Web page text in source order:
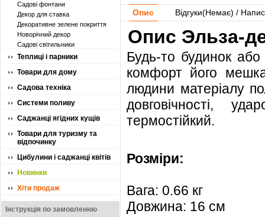
Садові фонтани
Декор для ставка
Декоративне зелене покриття
Новорічний декор
Садові світильники
Теплиці і парники
Товари для дому
Садова техніка
Системи поливу
Саджанці ягідних кущів
Товари для туризму та
відпочинку
Цибулини і саджанці квітів
Новинки
Хіти продаж
Інструкція по замовленню
Опис Відгуки(Немає) /
Опис Эльза-
Будь-то будинок
комфорт його
людини матеріалу
довговічності,
термостійкий.
Розміри:
Вага: 0.66 кг
Довжина: 16 см